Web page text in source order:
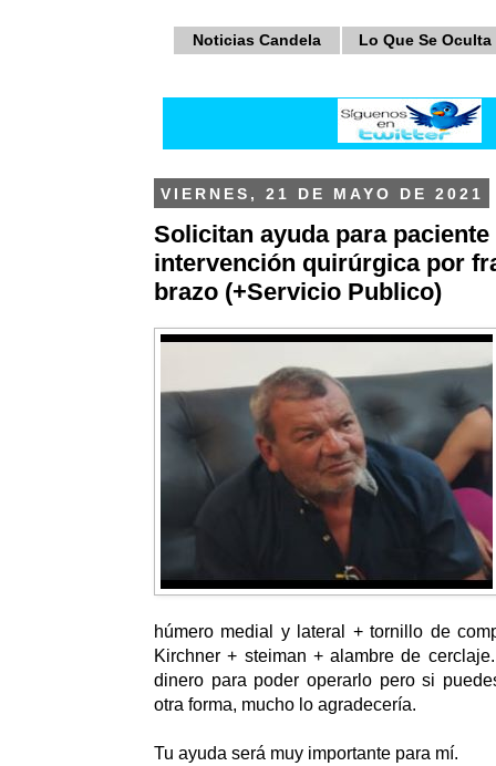
Noticias Candela Lo Que Se Oculta
VIERNES, 21 DE MAYO DE 2021
Solicitan ayuda para
intervención quirúrgica por
brazo (+Servicio Publico)
húmero medial y lateral + tornillo de
Kirchner + steiman + alambre de cerclaje.
dinero para poder operarlo pero si
otra forma, mucho lo agradecería.
Tu ayuda será muy importante para mí.